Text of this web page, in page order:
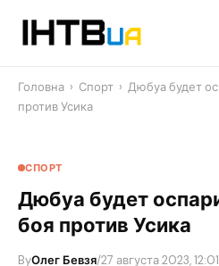
Головна › Спорт › Дюбуа будет
против Усика
СПОРТ
Дюбуа будет
боя против Усика
ByОлег Бевзя/27 августа 2023, 12:01